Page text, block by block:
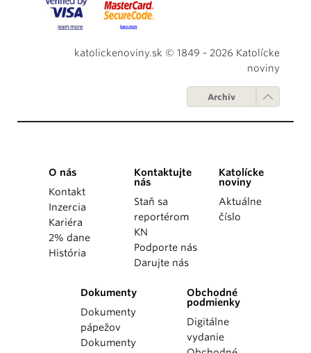
katolickenoviny.sk © 1849 - 2026 Katolícke
noviny
Archív
O nás
Kontakt
Inzercia
Kariéra
2% dane
História
Kontaktujte
nás
Staň sa
reportérom
KN
Podporte nás
Darujte nás
Katolícke
noviny
Aktuálne
číslo
Dokumenty
Dokumenty
pápežov
Dokumenty
Obchodné
podmienky
Digitálne
vydanie